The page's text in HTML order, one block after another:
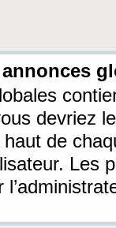
devriez
de
Les